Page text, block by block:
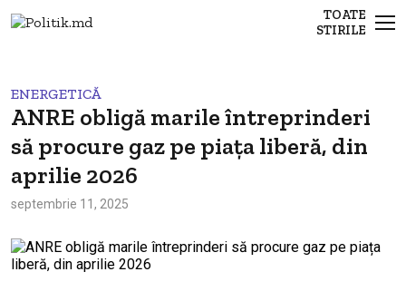
TOATE
STIRILE
ENERGETICĂ
ANRE obligă marile întreprinderi
să procure gaz pe piața liberă, din
aprilie 2026
septembrie 11, 2025